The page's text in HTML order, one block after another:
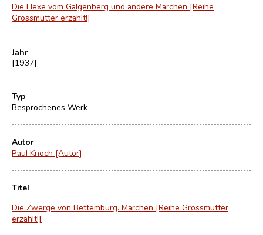
Die Hexe vom Galgenberg und andere Märchen [Reihe
Grossmutter erzählt!]
Jahr
[1937]
Typ
Besprochenes Werk
Autor
Paul Knoch [Autor]
Titel
Die Zwerge von Bettemburg. Märchen [Reihe Grossmutter
erzählt!]